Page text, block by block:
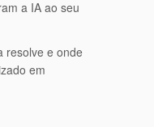
a IA ao seu
resolve e onde
em